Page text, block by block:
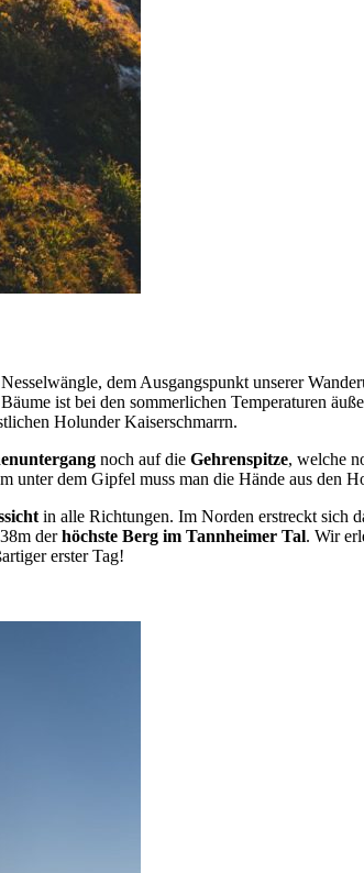
dem Ausgangspunkt unserer
ist bei den sommerlichen Temperaturen
Holunder Kaiserschmarrn.
noch auf die Gehrenspitze, welche
unter dem Gipfel muss man die Hände aus den
in alle Richtungen. Im Norden erstreckt sich
derhöchste Berg im Tannheimer Tal. Wir
erster Tag!